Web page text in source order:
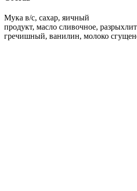
Мука в/с, сахар, яичный
продукт, масло сливочное,
гречишный, ванилин, молоко